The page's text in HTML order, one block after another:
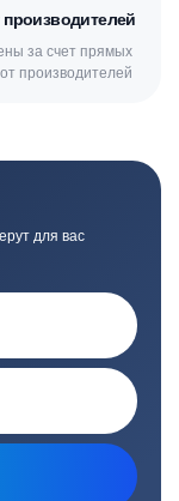
за счет прямых
производителей
для вас